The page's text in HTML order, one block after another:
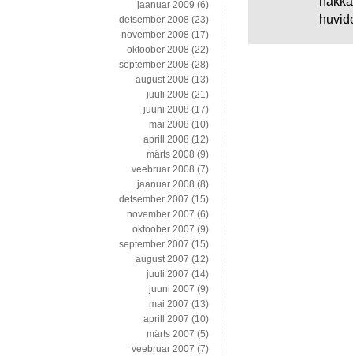
jaanuar 2009 (6)
detsember 2008 (23)
november 2008 (17)
oktoober 2008 (22)
september 2008 (28)
august 2008 (13)
juuli 2008 (21)
juuni 2008 (17)
mai 2008 (10)
aprill 2008 (12)
märts 2008 (9)
veebruar 2008 (7)
jaanuar 2008 (8)
detsember 2007 (15)
november 2007 (6)
oktoober 2007 (9)
september 2007 (15)
august 2007 (12)
juuli 2007 (14)
juuni 2007 (9)
mai 2007 (13)
aprill 2007 (10)
märts 2007 (5)
veebruar 2007 (7)